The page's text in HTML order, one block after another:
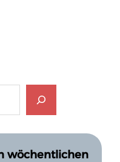
wöchentlichen